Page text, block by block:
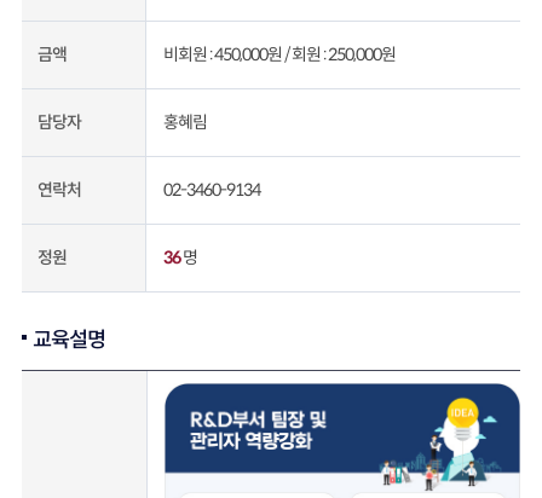
금액 비회원 : 450,000원 /회원 : 250,000원
담당자 홍혜림
연락처 02-3460-9134
정원 36명
교육설명